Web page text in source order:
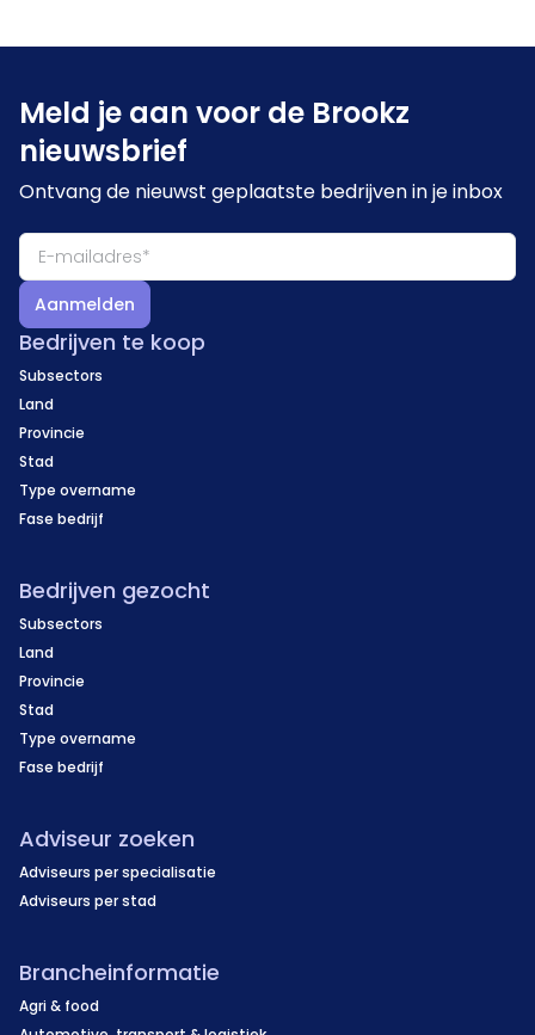
Meld je aan voor de Brookz
nieuwsbrief
Ontvang de nieuwst geplaatste bedrijven in je inbox
Aanmelden
Bedrijven te koop
Subsectors
Land
Provincie
Stad
Type overname
Fase bedrijf
Bedrijven gezocht
Subsectors
Land
Provincie
Stad
Type overname
Fase bedrijf
Adviseur zoeken
Adviseurs per specialisatie
Adviseurs per stad
Brancheinformatie
Agri & food